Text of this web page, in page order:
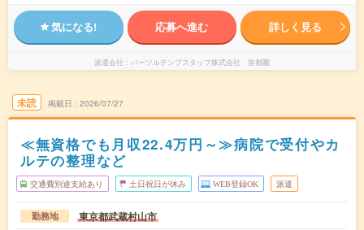
気になる! 応募へ進む 詳しく見る
派遣会社 パーソルテンプスタッフ株式会社 首都圏
未読 掲載日 2026/07/27
≪無資格でも月収22.4万円～≫病院で受付やカ
ルテの整理など
交通費別途支給あり 土日祝日が休み WEB登録OK 派遣
勤務地 東京都武蔵村山市